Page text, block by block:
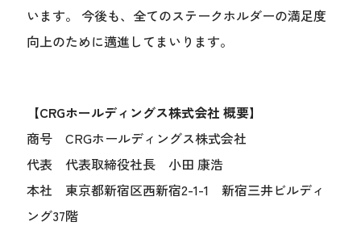
います。 今後も、全てのステークホルダーの満足度
向上のために邁進してまいります。
【CRGホールディングス株式会社 概要】
商号 CRGホールディングス株式会社
代表 代表取締役社長 小田 康浩
本社 東京都新宿区西新宿2-1-1 新宿三井ビルディ
ング37階